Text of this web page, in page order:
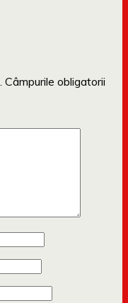
Câmpurile obligatorii